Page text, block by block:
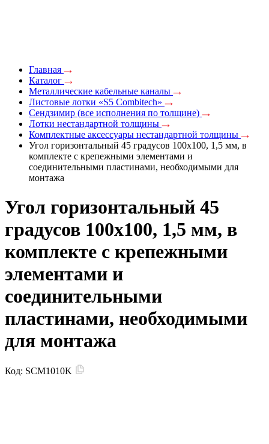
Главная
Каталог
Металлические кабельные каналы
Листовые лотки «S5 Combitech»
Сендзимир (все исполнения по толщине)
Лотки нестандартной толщины
Комплектные аксессуары нестандартной толщины
Угол горизонтальный 45 градусов 100х100, 1,5 мм, в
комплекте с крепежными элементами и
соединительными пластинами, необходимыми для
монтажа
Угол горизонтальный 45
градусов 100x100, 1,5 мм, в
комплекте с крепежными
элементами и
соединительными
пластинами, необходимыми
для монтажа
Код: SCM1010K